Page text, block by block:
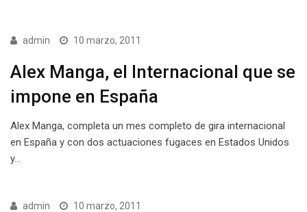
admin 10 marzo, 2011
Alex Manga, el Internacional que se
impone en España
Alex Manga, completa un mes completo de gira internacional
en España y con dos actuaciones fugaces en Estados Unidos
y…
admin 10 marzo, 2011